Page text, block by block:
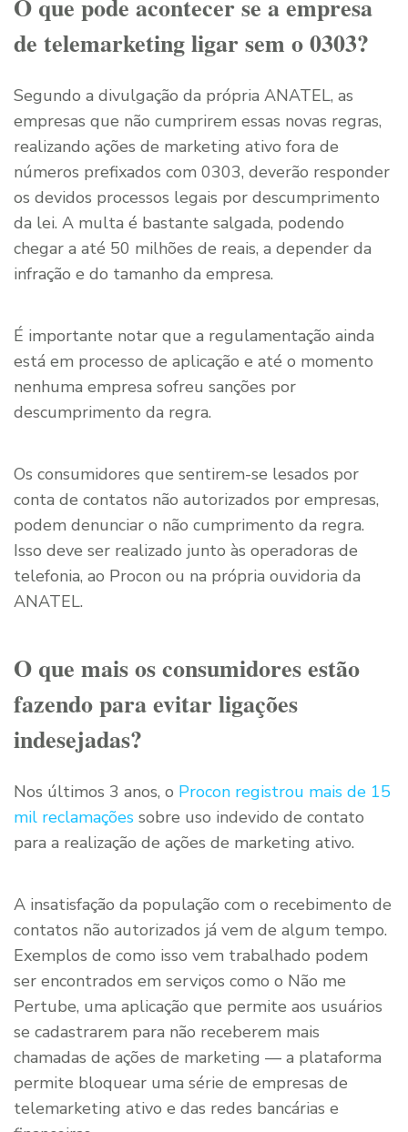
O que pode acontecer se a empresa
de telemarketing ligar sem o 0303?
Segundo a divulgação da própria ANATEL, as
empresas que não cumprirem essas novas regras,
realizando ações de marketing ativo fora de
números prefixados com 0303, deverão responder
os devidos processos legais por descumprimento
da lei. A multa é bastante salgada, podendo
chegar a até 50 milhões de reais, a depender da
infração e do tamanho da empresa.
É importante notar que a regulamentação ainda
está em processo de aplicação e até o momento
nenhuma empresa sofreu sanções por
descumprimento da regra.
Os consumidores que sentirem-se lesados por
conta de contatos não autorizados por empresas,
podem denunciar o não cumprimento da regra.
Isso deve ser realizado junto às operadoras de
telefonia, ao Procon ou na própria ouvidoria da
ANATEL.
O que mais os consumidores estão
fazendo para evitar ligações
indesejadas?
Nos últimos 3 anos, o Procon registrou mais de 15
mil reclamações sobre uso indevido de contato
para a realização de ações de marketing ativo.
A insatisfação da população com o recebimento de
contatos não autorizados já vem de algum tempo.
Exemplos de como isso vem trabalhado podem
ser encontrados em serviços como o Não me
Pertube, uma aplicação que permite aos usuários
se cadastrarem para não receberem mais
chamadas de ações de marketing — a plataforma
permite bloquear uma série de empresas de
telemarketing ativo e das redes bancárias e